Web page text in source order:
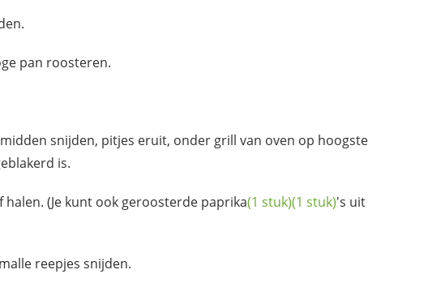
pan roosteren.
snijden, pitjes eruit, onder grill van oven op hoogste
is.
(Je kunt ook geroosterde paprika(1 stuk)(1 stuk)'s uit
reepjes snijden.